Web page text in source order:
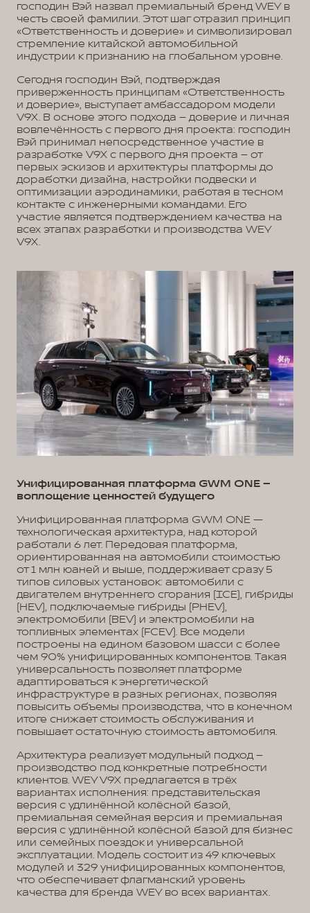
господин Вэй назвал премиальный бренд WEY в
честь своей фамилии. Этот шаг отразил принцип
«Ответственность и доверие» и символизировал
стремление китайской автомобильной
индустрии к признанию на глобальном уровне.
Сегодня господин Вэй, подтверждая
приверженность принципам «Ответственность
и доверие», выступает амбассадором модели
V9X. В основе этого подхода – доверие и личная
вовлечённость с первого дня проекта: господин
Вэй принимал непосредственное участие в
разработке V9X с первого дня проекта – от
первых эскизов и архитектуры платформы до
доработки дизайна, настройки подвески и
оптимизации аэродинамики, работая в тесном
контакте с инженерными командами. Его
участие является подтверждением качества на
всех этапах разработки и производства WEY
V9X.
Унифицированная платформа GWM ONE –
воплощение ценностей будущего
Унифицированная платформа GWM ONE —
технологическая архитектура, над которой
работали 6 лет. Передовая платформа,
ориентированная на автомобили стоимостью
от 1 млн юаней и выше, поддерживает сразу 5
типов силовых установок: автомобили с
двигателем внутреннего сгорания (ICE), гибриды
(HEV), подключаемые гибриды (PHEV),
электромобили (BEV) и электромобили на
топливных элементах (FCEV). Все модели
построены на едином базовом шасси с более
чем 90% унифицированных компонентов. Такая
универсальность позволяет платформе
адаптироваться к энергетической
инфраструктуре в разных регионах, позволяя
повысить объемы производства, что в конечном
итоге снижает стоимость обслуживания и
повышает остаточную стоимость автомобиля.
Архитектура реализует модульный подход –
производство под конкретные потребности
клиентов. WEY V9X предлагается в трёх
вариантах исполнения: представительская
версия с удлинённой колёсной базой,
премиальная семейная версия и премиальная
версия с удлинённой колёсной базой для бизнес
или семейных поездок и универсальной
эксплуатации. Модель состоит из 49 ключевых
модулей и 329 унифицированных компонентов,
что обеспечивает флагманский уровень
качества для бренда WEY во всех вариантах.